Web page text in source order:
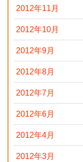
2012年11月
2012年10月
2012年9月
2012年8月
2012年7月
2012年6月
2012年4月
2012年3月